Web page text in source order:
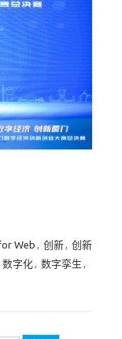
Web , 创新, 创新
数字化, 数字孪生 ,